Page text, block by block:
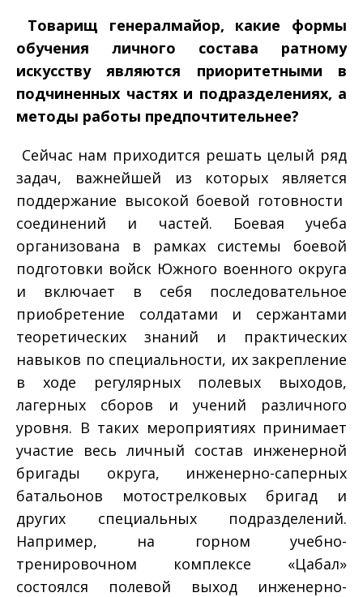
­ Товарищ генерал­майор, какие формы
обучения личного состава ратному
искусству являются приоритетными в
подчиненных частях и подразделениях, а
методы работы предпочтительнее?
­
Сейчас нам приходится решать целый ряд
задач, важнейшей из которых является
поддержание высокой боевой готовности
соединений и частей. Боевая учеба
организована в рамках системы боевой
подготовки войск Южного военного округа
и включает в себя последовательное
приобретение солдатами и сержантами
теоретических знаний и практических
навыков по специальности, их закрепление
в ходе регулярных полевых выходов,
лагерных сборов и учений различного
уровня. В таких мероприятиях принимает
участие весь личный состав инженерной
бригады округа, инженерно-­саперных
батальонов мотострелковых бригад и
других специальных подразделений.
Например, на горном учебно­-
тренировочном комплексе «Цабал»
состоялся полевой выход инженерно­